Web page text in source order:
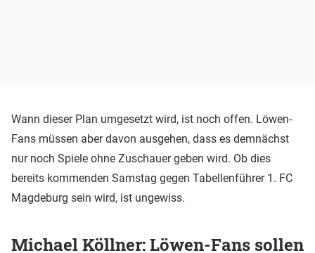
Wann dieser Plan umgesetzt wird, ist noch offen. Löwen-
Fans müssen aber davon ausgehen, dass es demnächst
nur noch Spiele ohne Zuschauer geben wird. Ob dies
bereits kommenden Samstag gegen Tabellenführer 1. FC
Magdeburg sein wird, ist ungewiss.
Michael Köllner: Löwen-Fans sollen